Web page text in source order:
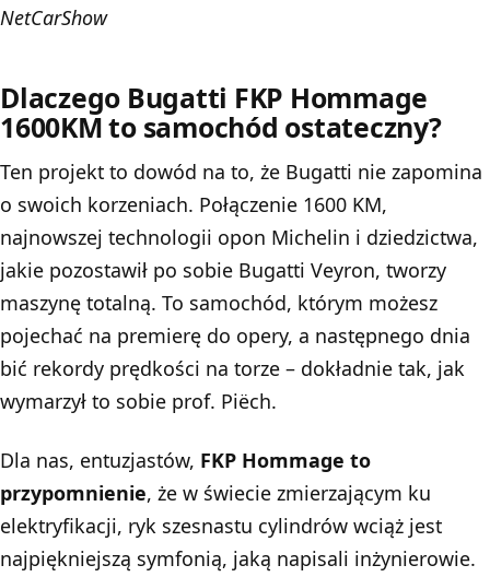
NetCarShow
Dlaczego Bugatti FKP Hommage
1600KM to samochód ostateczny?
Ten projekt to dowód na to, że Bugatti nie zapomina
o swoich korzeniach. Połączenie 1600 KM,
najnowszej technologii opon Michelin i dziedzictwa,
jakie pozostawił po sobie Bugatti Veyron, tworzy
maszynę totalną. To samochód, którym możesz
pojechać na premierę do opery, a następnego dnia
bić rekordy prędkości na torze – dokładnie tak, jak
wymarzył to sobie prof. Piëch.
Dla nas, entuzjastów, FKP Hommage to
przypomnienie, że w świecie zmierzającym ku
elektryfikacji, ryk szesnastu cylindrów wciąż jest
najpiękniejszą symfonią, jaką napisali inżynierowie.